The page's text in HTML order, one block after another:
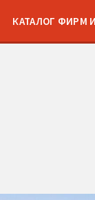
КАТАЛОГ ФИРМ